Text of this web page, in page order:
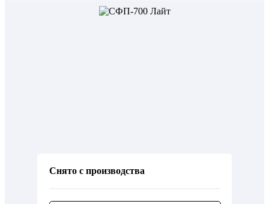
Снято с производства